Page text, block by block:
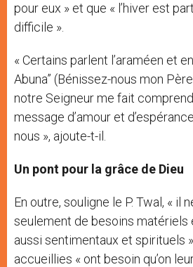
pour eux » et que « l’hiver est
difficile ».
« Certains parlent l’araméen et
Abuna” (Bénissez-nous mon
notre Seigneur me fait
message d’amour et
nous », ajoute-t-il.
Un pont pour la grâce de Dieu
En outre, souligne le P. Twal, « il
seulement de besoins matériels
aussi sentimentaux et spirituels
accueillies « ont besoin qu’on